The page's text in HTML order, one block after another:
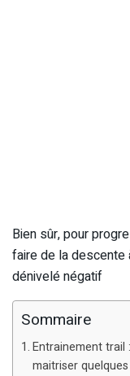
Bien sûr, pour
faire de la descente
dénivelé négatif
Sommaire
Entrainement
maitriser